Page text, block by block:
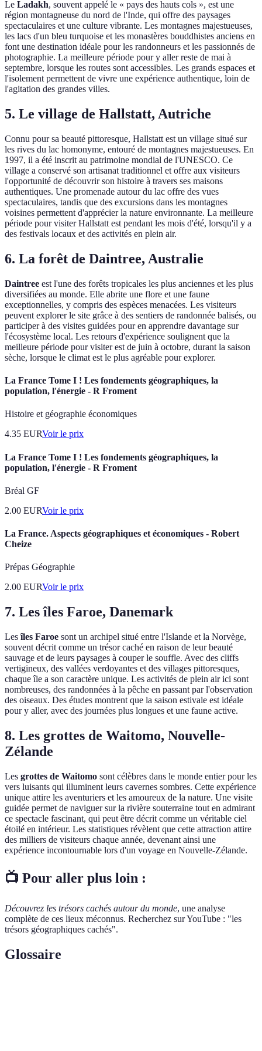
Le Ladakh, souvent appelé le « pays des hauts cols », est une
région montagneuse du nord de l'Inde, qui offre des paysages
spectaculaires et une culture vibrante. Les montagnes majestueuses,
les lacs d'un bleu turquoise et les monastères bouddhistes anciens en
font une destination idéale pour les randonneurs et les passionnés de
photographie. La meilleure période pour y aller reste de mai à
septembre, lorsque les routes sont accessibles. Les grands espaces et
l'isolement permettent de vivre une expérience authentique, loin de
l'agitation des grandes villes.
5. Le village de Hallstatt, Autriche
Connu pour sa beauté pittoresque, Hallstatt est un village situé sur
les rives du lac homonyme, entouré de montagnes majestueuses. En
1997, il a été inscrit au patrimoine mondial de l'UNESCO. Ce
village a conservé son artisanat traditionnel et offre aux visiteurs
l'opportunité de découvrir son histoire à travers ses maisons
authentiques. Une promenade autour du lac offre des vues
spectaculaires, tandis que des excursions dans les montagnes
voisines permettent d'apprécier la nature environnante. La meilleure
période pour visiter Hallstatt est pendant les mois d'été, lorsqu'il y a
des festivals locaux et des activités en plein air.
6. La forêt de Daintree, Australie
Daintree est l'une des forêts tropicales les plus anciennes et les plus
diversifiées au monde. Elle abrite une flore et une faune
exceptionnelles, y compris des espèces menacées. Les visiteurs
peuvent explorer le site grâce à des sentiers de randonnée balisés, ou
participer à des visites guidées pour en apprendre davantage sur
l'écosystème local. Les retours d'expérience soulignent que la
meilleure période pour visiter est de juin à octobre, durant la saison
sèche, lorsque le climat est le plus agréable pour explorer.
La France Tome I ! Les fondements géographiques, la
population, l'énergie - R Froment
Histoire et géographie économiques
4.35 EURVoir le prix
La France Tome I ! Les fondements géographiques, la
population, l'énergie - R Froment
Bréal GF
2.00 EURVoir le prix
La France. Aspects géographiques et économiques - Robert
Cheize
Prépas Géographie
2.00 EURVoir le prix
7. Les îles Faroe, Danemark
Lesîles Faroe sont un archipel situé entre l'Islande et la Norvège,
souvent décrit comme un trésor caché en raison de leur beauté
sauvage et de leurs paysages à couper le souffle. Avec des cliffs
vertigineux, des vallées verdoyantes et des villages pittoresques,
chaque île a son caractère unique. Les activités de plein air ici sont
nombreuses, des randonnées à la pêche en passant par l'observation
des oiseaux. Des études montrent que la saison estivale est idéale
pour y aller, avec des journées plus longues et une faune active.
8. Les grottes de Waitomo, Nouvelle-
Zélande
Les grottes de Waitomo sont célèbres dans le monde entier pour les
vers luisants qui illuminent leurs cavernes sombres. Cette expérience
unique attire les aventuriers et les amoureux de la nature. Une visite
guidée permet de naviguer sur la rivière souterraine tout en admirant
ce spectacle fascinant, qui peut être décrit comme un véritable ciel
étoilé en intérieur. Les statistiques révèlent que cette attraction attire
des milliers de visiteurs chaque année, devenant ainsi une
expérience incontournable lors d'un voyage en Nouvelle-Zélande.
📺 Pour aller plus loin :
Découvrez les trésors cachés autour du monde, une analyse
complète de ces lieux méconnus. Recherchez sur YouTube : "les
trésors géographiques cachés".
Glossaire